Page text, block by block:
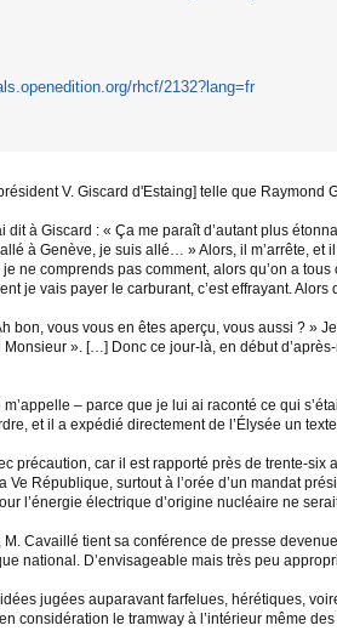
rhcf/2132?lang=fr
V. Giscard d'Estaing] telle que
dit à Giscard : « Ça me paraît d’autant plus
à Genève, je suis allé… » Alors, il m’arrête,
ne comprends pas comment, alors qu’on a
je vais payer le carburant, c’est effrayant.
Ah bon, vous vous en êtes aperçu, vous aussi ?
». […] Donc ce jour-là, en début
– parce que je lui ai raconté ce qui
et il a expédié directement de l’Élysée un
précaution, car il est rapporté près de trente-
Ve République, surtout à l’orée d’un mandat
l’énergie électrique d’origine nucléaire ne
Cavaillé tient sa conférence de presse
national. D’envisageable mais très peu
jugées auparavant farfelues, hérétiques,
considération le tramway à l’intérieur même